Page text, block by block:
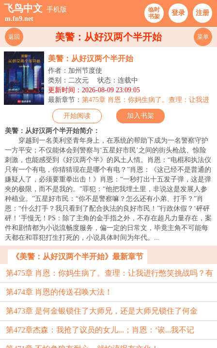
飞鸟中文 手机版
m.fn9.net
临时
书架
登录 注册
美警：从好汉两个半开始
返回 菜单
美警：从好汉两个半开始
作者：加州节度使
类别：二次元
状态：连载中
更新时间：2026-08-09 23:09:05
最新章节： 第475章 肖恩：你妈生病了。查理：让我进
行憋笑挑战吗？有点意思。
开始阅读
加入书架
美警：从好汉两个半开始简介：
穿越到一名美利坚青年身上，在系统的帮助下成为一名警察守护
一方平安；不仅能体会到警察与‘五星好市民’之间的街头枪战、惊险
刺激，也能感受到《好汉两个半》的风土人情。肖恩：“电棍和执法仪
只有一个有电，你猜猜现在是哪个有电？”肖恩：《这已经不是普通的
嫌疑人了，必须要重拳出击！》肖恩：“一秒打出十五发子弹，这是弹
夹的极限，而不是我的。”罪犯：“他把我埋土里，非说这是发展人参
种植业。”五星好市民：“你不是警察嘛？怎么还有小弟、打手？”肖
恩：“什么打手？我只看到了配合执法的良好市民！”行政休假？‘砰砰
砰！’手慢无！PS：除了主角的金手指之外，不存在超凡力量存在，案
件和剧情都为小说流畅度服务，偏一定的日常文，毕竟主角不可能每
天都在和罪犯打生打死的，小说具体时间为年代。...
《美警：从好汉两个半开始》最新章节
第475章 肖恩：你妈生病了。查理：让我进行憋笑挑战吗？有
点意思。
第474章 肖恩的传送召唤大法！
第473章 是何金银锁住了大师兄，还是大师兄锁住了何金
银？
第472章杰森：我抢了议员的女儿...；肖恩：‘诶...我不记